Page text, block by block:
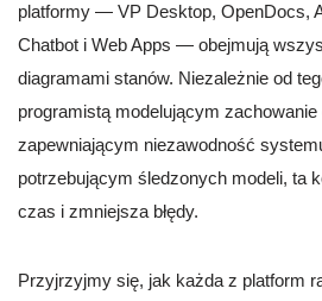
platformy — VP Desktop, OpenDocs,
Chatbot i Web Apps — obejmują
diagramami stanów. Niezależnie od
programistą modelującym
zapewniającym niezawodność
potrzebującym śledzonych modeli, ta
czas i zmniejsza błędy.
Przyjrzyjmy się, jak każda z platform